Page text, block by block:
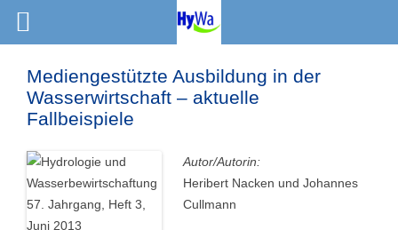
Mediengestützte Ausbildung in der
Wasserwirtschaft – aktuelle
Fallbeispiele
Autor/Autorin:
Heribert Nacken und Johannes
Cullmann